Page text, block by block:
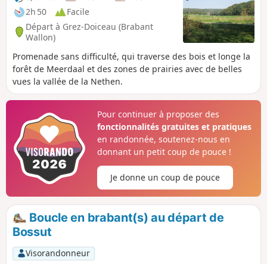
2h 50
Facile
Départ à Grez-Doiceau (Brabant
Wallon)
Promenade sans difficulté, qui traverse des bois et longe la
forêt de Meerdaal et des zones de prairies avec de belles
vues la vallée de la Nethen.
Pour continuer à proposer des
fonctionnalités gratuites et pratiques
en randonnée, soutenez-nous en
donnant un petit coup de pouce !
Je donne un coup de pouce
Boucle en brabant(s) au départ de
Bossut
Visorandonneur